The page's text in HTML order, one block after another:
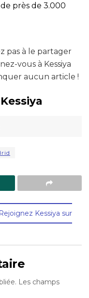
près de 3.000
pas à le partager
vous à Kessiya
aucun article !
Rejoignez Kessiya sur
Les champs